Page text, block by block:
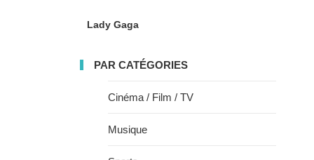
Lady Gaga
PAR CATÉGORIES
Cinéma / Film / TV
Musique